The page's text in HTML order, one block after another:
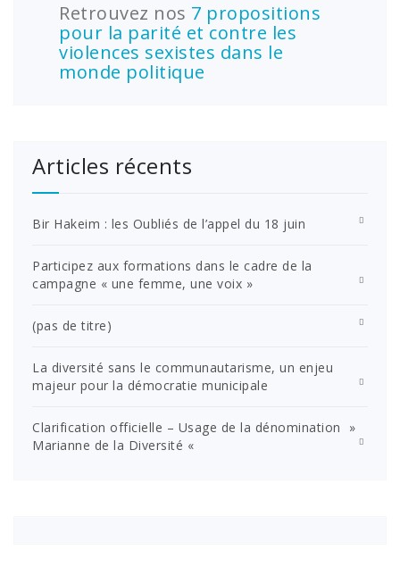
Retrouvez nos 7 propositions
pour la parité et contre les
violences sexistes dans le
monde politique
Articles récents
Bir Hakeim : les Oubliés de l’appel du 18 juin
Participez aux formations dans le cadre de la
campagne « une femme, une voix »
(pas de titre)
La diversité sans le communautarisme, un enjeu
majeur pour la démocratie municipale
Clarification officielle – Usage de la dénomination »
Marianne de la Diversité «